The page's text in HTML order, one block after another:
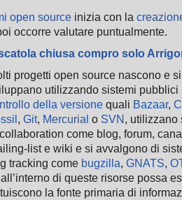
open source inizia con la
occorre valutare puntualmente.
chiusa compro solo
progetti open source nascono e si
utilizzando sistemi pubblici
della versione quali Bazaar,
, Git, Mercurial o SVN, utilizzano
come blog, forum,
list e wiki e si avvalgono di
tracking come bugzilla, GNATS,
di queste risorse possa
la fonte primaria di